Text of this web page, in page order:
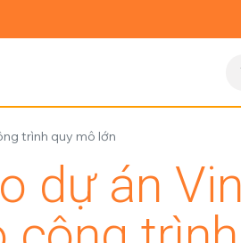
trình quy mô lớn
dự án